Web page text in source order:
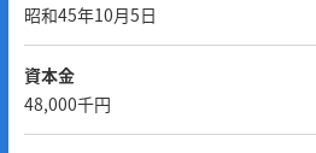
昭和45年10月5日
資本金
48,000千円